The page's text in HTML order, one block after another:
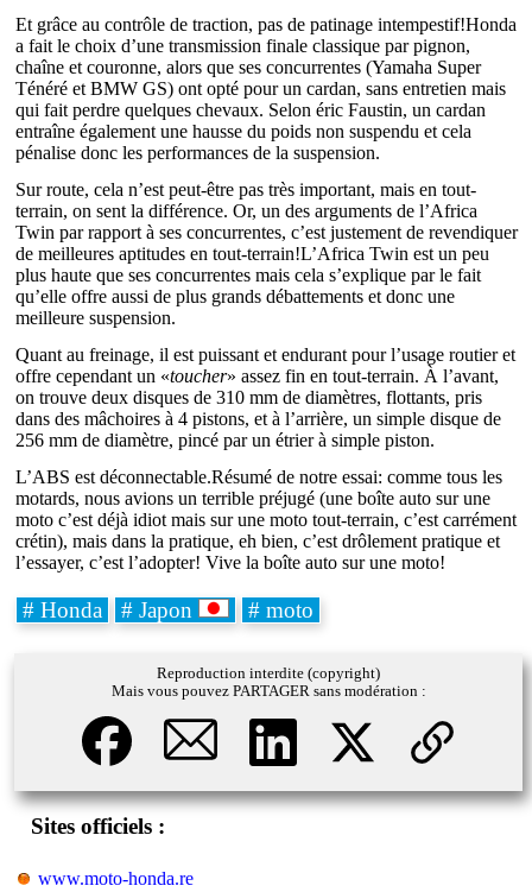
Et grâce au contrôle de traction, pas de patinage intempestif!Honda
a fait le choix d’une transmission finale classique par pignon,
chaîne et couronne, alors que ses concurrentes (Yamaha Super
Ténéré et BMW GS) ont opté pour un cardan, sans entretien mais
qui fait perdre quelques chevaux. Selon éric Faustin, un cardan
entraîne également une hausse du poids non suspendu et cela
pénalise donc les performances de la suspension.
Sur route, cela n’est peut-être pas très important, mais en tout-
terrain, on sent la différence. Or, un des arguments de l’Africa
Twin par rapport à ses concurrentes, c’est justement de revendiquer
de meilleures aptitudes en tout-terrain!L’Africa Twin est un peu
plus haute que ses concurrentes mais cela s’explique par le fait
qu’elle offre aussi de plus grands débattements et donc une
meilleure suspension.
Quant au freinage, il est puissant et endurant pour l’usage routier et
offre cependant un «toucher» assez fin en tout-terrain. À l’avant,
on trouve deux disques de 310 mm de diamètres, flottants, pris
dans des mâchoires à 4 pistons, et à l’arrière, un simple disque de
256 mm de diamètre, pincé par un étrier à simple piston.
L’ABS est déconnectable.Résumé de notre essai: comme tous les
motards, nous avions un terrible préjugé (une boîte auto sur une
moto c’est déjà idiot mais sur une moto tout-terrain, c’est carrément
crétin), mais dans la pratique, eh bien, c’est drôlement pratique et
l’essayer, c’est l’adopter! Vive la boîte auto sur une moto!
# Honda # Japon # moto
Reproduction interdite (copyright)
Mais vous pouvez PARTAGER sans modération :
Sites officiels :
www.moto-honda.re